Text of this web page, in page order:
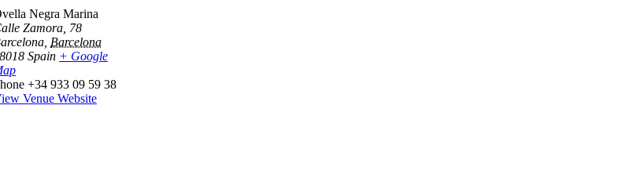
Negra Marina
Zamora, 78
Barcelona
Spain + Google
+34 933 09 59 38
Venue Website